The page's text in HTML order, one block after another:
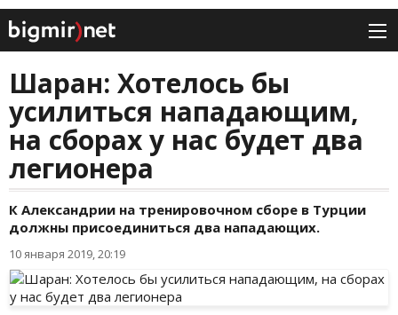
Шаран: Хотелось бы
усилиться нападающим,
на сборах у нас будет два
легионера
К Александрии на тренировочном сборе в Турции
должны присоединиться два нападающих.
10 января 2019, 20:19